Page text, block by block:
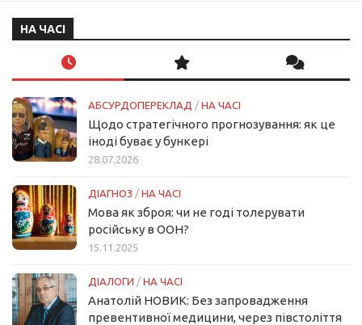
НА ЧАСІ
АБСУРДОПЕРЕКЛАД / НА ЧАСІ
Щодо стратегічного прогнозування: як це
іноді буває у бункері
28.07.2026
ДІАГНОЗ / НА ЧАСІ
Мова як зброя: чи не годі толерувати
російську в ООН?
15.11.2025
ДІАЛОГИ / НА ЧАСІ
Анатолій НОВИК: Без запровадження
превентивної медицини, через півстоліття